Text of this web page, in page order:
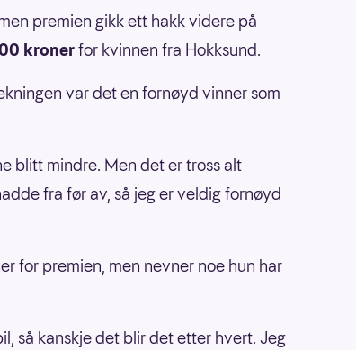
premien gikk ett hakk videre på
kronerfor kvinnen fra Hokksund.
var det en fornøyd vinner som
blitt mindre. Men det er tross alt
fra før av, så jeg er veldig fornøyd
for premien, men nevner noe hun har
så kanskje det blir det etter hvert. Jeg